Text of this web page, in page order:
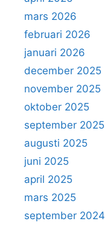
mars 2026
februari 2026
januari 2026
december 2025
november 2025
oktober 2025
september 2025
augusti 2025
juni 2025
april 2025
mars 2025
september 2024